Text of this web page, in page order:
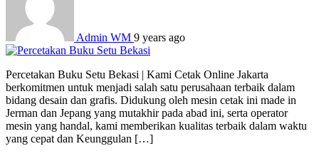
Admin WM 9 years ago
Percetakan Buku Setu Bekasi | Kami Cetak Online Jakarta
berkomitmen untuk menjadi salah satu perusahaan terbaik dalam
bidang desain dan grafis. Didukung oleh mesin cetak ini made in
Jerman dan Jepang yang mutakhir pada abad ini, serta operator
mesin yang handal, kami memberikan kualitas terbaik dalam waktu
yang cepat dan Keunggulan […]